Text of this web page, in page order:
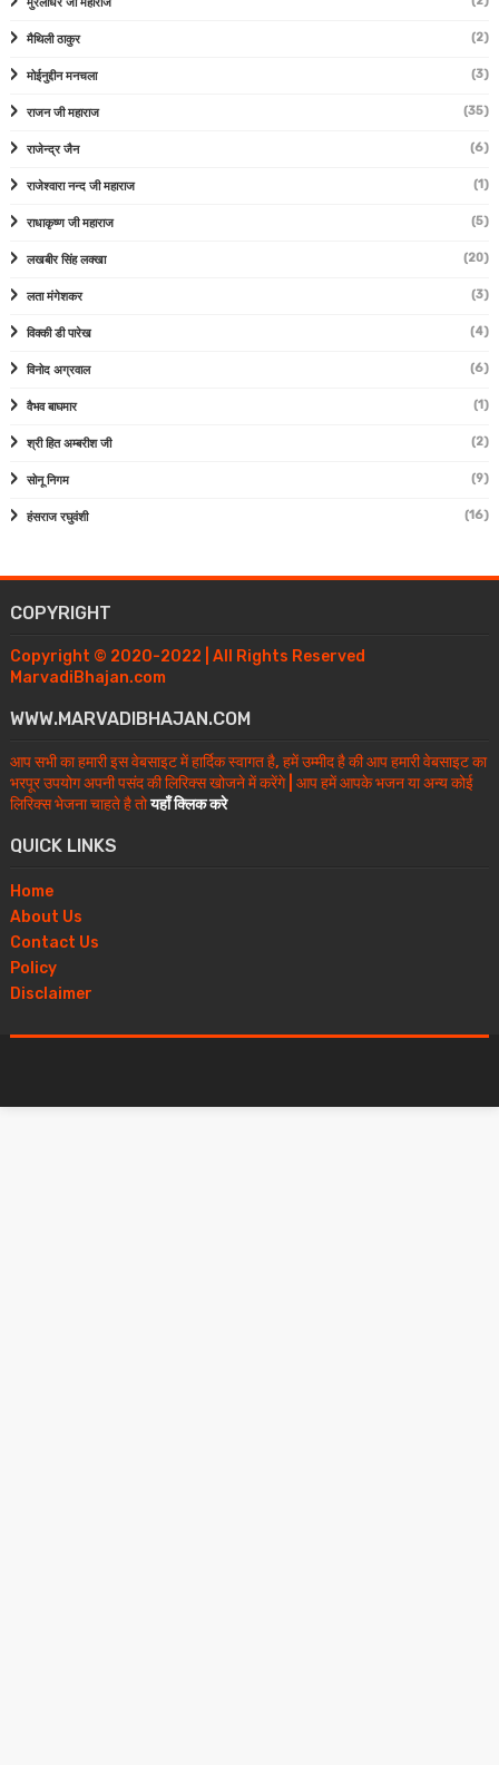
मैथिली ठाकुर (2)
मोईनुद्दीन मनचला (3)
राजन जी महाराज (35)
राजेन्द्र जैन (6)
राजेश्वारा नन्द जी महाराज (1)
राधाकृष्ण जी महाराज (5)
लखबीर सिंह लक्खा (20)
लता मंगेशकर (3)
विक्की डी पारेख (4)
विनोद अग्रवाल (6)
वैभव बाघमार (1)
श्री हित अम्बरीश जी (2)
सोनू निगम (9)
हंसराज रघुवंशी (16)
COPYRIGHT
Copyright © 2020-2022 | All Rights Reserved
MarvadiBhajan.com
WWW.MARVADIBHAJAN.COM
आप सभी का हमारी इस वेबसाइट में हार्दिक स्वागत है, हमें उम्मीद है की आप हमारी वेबसाइट का
भरपूर उपयोग अपनी पसंद की लिरिक्स खोजने में करेंगे | आप हमें आपके भजन या अन्य कोई
लिरिक्स भेजना चाहते है तोयहाँ क्लिक करे
QUICK LINKS
Home
About Us
Contact Us
Policy
Disclaimer